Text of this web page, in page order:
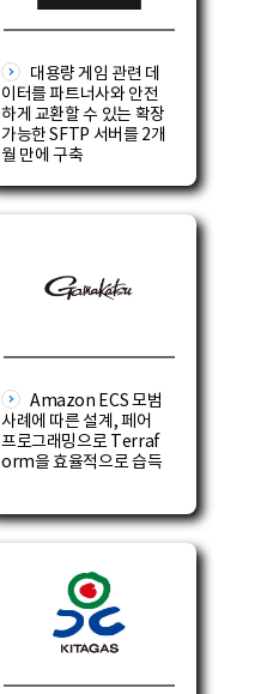
대용량 게임 관련 데
이터를 파트너사와 안전
하게 교환할 수 있는 확장
가능한 SFTP 서버를 2개
월 만에 구축
Amazon ECS 모범
사례에 따른 설계, 페어
프로그래밍으로 Terraf
orm을 효율적으로 습득